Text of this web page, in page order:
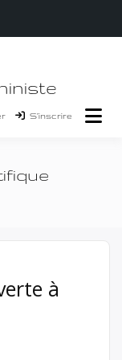
S’inscrire
à